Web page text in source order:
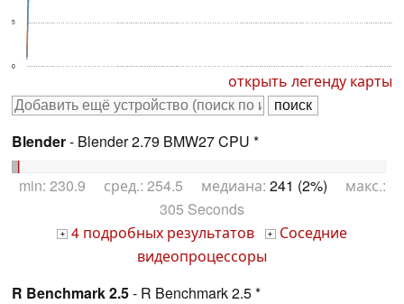
0
5
открыть легенду карты
Blender- Blender 2.79 BMW27 CPU *
min: 230.9 сред.: 254.5 медиана: 241 (2%) макс.:
305 Seconds
+ 4 подробных результатов + Соседние
видеопроцессоры
R Benchmark 2.5- R Benchmark 2.5 *